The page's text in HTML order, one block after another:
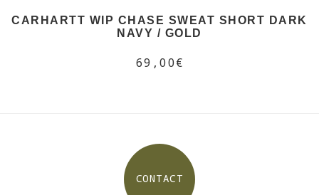
CARHARTT WIP CHASE SWEAT SHORT DARK
NAVY / GOLD
69,00€
CONTACT